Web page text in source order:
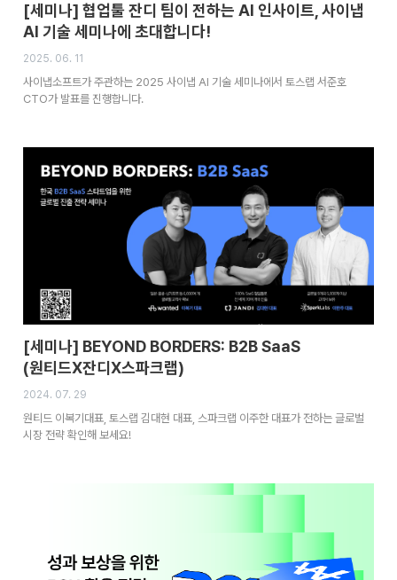
[세미나] 협업툴 잔디 팀이 전하는 AI 인사이트, 사이냅
AI 기술 세미나에 초대합니다!
2025. 06. 11
사이냅소프트가 주관하는 2025 사이냅 AI 기술 세미나에서 토스랩 서준호
CTO가 발표를 진행합니다.
[세미나] BEYOND BORDERS: B2B SaaS
(원티드x잔디x스파크랩)
2024. 07. 29
원티드 이복기대표, 토스랩 김대현 대표, 스파크랩 이주한 대표가 전하는 글로벌
시장 전략 확인해 보세요!